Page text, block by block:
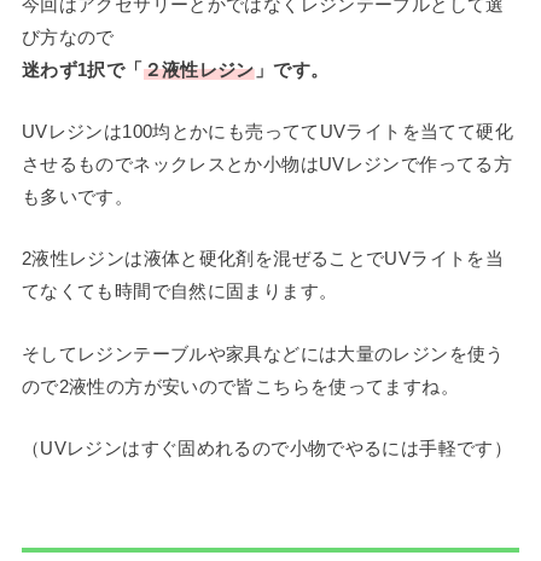
今回はアクセサリーとかではなくレジンテーブルとして選
び方なので
迷わず1択で「２液性レジン」です。
UVレジンは100均とかにも売っててUVライトを当てて硬化
させるものでネックレスとか小物はUVレジンで作ってる方
も多いです。
2液性レジンは液体と硬化剤を混ぜることでUVライトを当
てなくても時間で自然に固まります。
そしてレジンテーブルや家具などには大量のレジンを使う
ので2液性の方が安いので皆こちらを使ってますね。
（UVレジンはすぐ固めれるので小物でやるには手軽です）